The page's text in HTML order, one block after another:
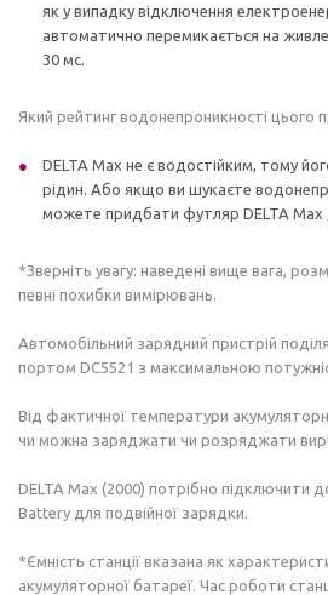
як у випадку відключення
автоматично перемикається на
30 мс.
Який рейтинг водонепроникності цього
DELTA Max не є водостійким, тому
рідин. Або якщо ви шукаєте
можете придбати футляр DELTA Max
*Зверніть увагу: наведені вище вага,
певні похибки вимірювань.
Автомобільний зарядний пристрій
портом DC5521 з максимальною
Від фактичної температури
чи можна заряджати чи розряджати
DELTA Max (2000) потрібно підключити
Battery для подвійної зарядки.
*Ємність станції вказана як
акумуляторної батареї. Час роботи